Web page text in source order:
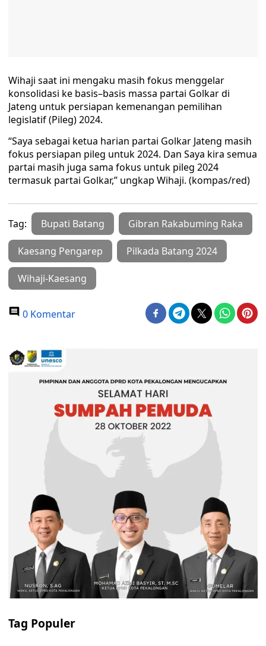
Wihaji saat ini mengaku masih fokus menggelar
konsolidasi ke basis–basis massa partai Golkar di
Jateng untuk persiapan kemenangan pemilihan
legislatif (Pileg) 2024.
“Saya sebagai ketua harian partai Golkar Jateng masih
fokus persiapan pileg untuk 2024. Dan Saya kira semua
partai masih juga sama fokus untuk pileg 2024
termasuk partai Golkar,” ungkap Wihaji. (kompas/red)
Tag: Bupati Batang Gibran Rakabuming Raka
Kaesang Pengarep Pilkada Batang 2024
Wihaji-Kaesang
0 Komentar
Tag Populer